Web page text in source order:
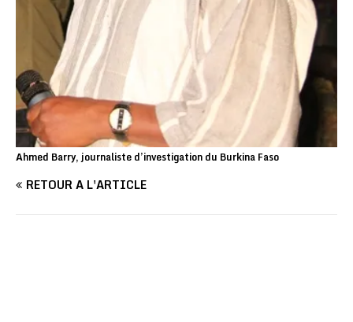
Ahmed Barry, journaliste d’investigation du Burkina Faso
RETOUR À L'ARTICLE